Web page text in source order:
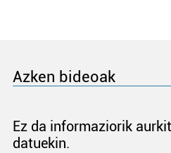
Azken bideoak
Ez da informaziorik
datuekin.